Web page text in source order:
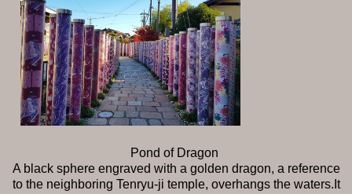
Pond of Dragon
A black sphere engraved with a golden dragon, a reference
to the neighboring Tenryu-ji temple, overhangs the waters.It